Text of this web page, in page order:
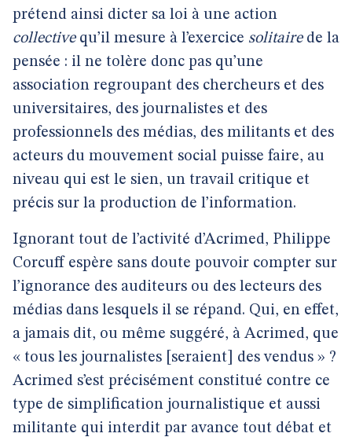
prétend ainsi dicter sa loi à une action
collectivequ’il mesure à l’exercice solitairede la
pensée : il ne tolère donc pas qu’une
association regroupant des chercheurs et des
universitaires, des journalistes et des
professionnels des médias, des militants et des
acteurs du mouvement social puisse faire, au
niveau qui est le sien, un travail critique et
précis sur la production de l’information.
Ignorant tout de l’activité d’Acrimed, Philippe
Corcuff espère sans doute pouvoir compter sur
l’ignorance des auditeurs ou des lecteurs des
médias dans lesquels il se répand. Qui, en effet,
a jamais dit, ou même suggéré, à Acrimed, que
« tous les journalistes [seraient] des vendus » ?
Acrimed s’est précisément constitué contre ce
type de simplification journalistique et aussi
militante qui interdit par avance tout débat et